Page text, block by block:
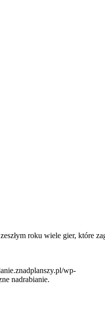
roku wiele gier, które
wp-
nadrabianie.